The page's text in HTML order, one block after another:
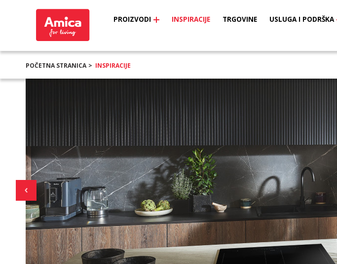
PROIZVODI INSPIRACIJE TRGOVINE USLUGA I PODRŠKA
POČETNA STRANICA INSPIRACIJE